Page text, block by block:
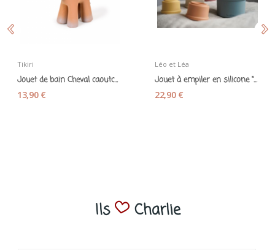
Tikiri
Jouet de bain Cheval caoutchouc naturel - Tikiri
13,90 €
Léo et Léa
Jouet à empiler en silicone "Gobelets souples"...
22,90 €
Ils Charlie